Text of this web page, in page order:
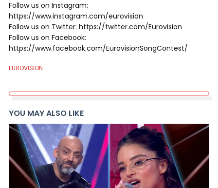
Follow us on Instagram:
https://www.instagram.com/eurovision
Follow us on Twitter: https://twitter.com/Eurovision
Follow us on Facebook:
https://www.facebook.com/EurovisionSongContest/
EUROVISION
YOU MAY ALSO LIKE